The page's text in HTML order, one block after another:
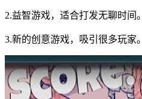
2.益智游戏，适合打发无聊时间。
3.新的创意游戏，吸引很多玩家。